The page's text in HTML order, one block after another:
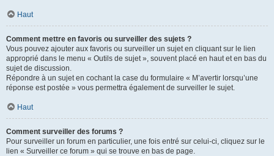
Haut
Comment mettre en favoris ou surveiller des sujets ?
Vous pouvez ajouter aux favoris ou surveiller un sujet en cliquant sur le lien
approprié dans le menu « Outils de sujet », souvent placé en haut et en bas du
sujet de discussion.
Répondre à un sujet en cochant la case du formulaire « M’avertir lorsqu’une
réponse est postée » vous permettra également de surveiller le sujet.
Haut
Comment surveiller des forums ?
Pour surveiller un forum en particulier, une fois entré sur celui-ci, cliquez sur le
lien « Surveiller ce forum » qui se trouve en bas de page.